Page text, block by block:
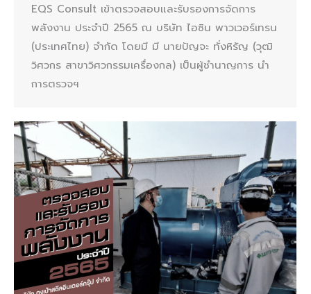
EQS Consult เข้าตรวจสอบและรับรองการจัดการ
พลังงาน ประจำปี 2565 ณ บริษัท ไอซิน พาวเวอร์เทรน
(ประเทศไทย) จำกัด โดยมี มี นายปัญจะ ทั่งหิรัญ (วุฒิ
วิศวกร สาขาวิศวกรรมเครื่องกล) เป็นผู้ชำนาญการ นำ
การตรวจฯ